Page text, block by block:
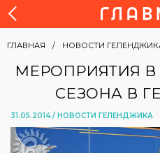
ГЛАВНАЯ НОВОСТИ
МЕРОПРИЯТИЯ
СЕЗОНА В
31.05.2014 / НОВОСТИ ГЕЛЕНДЖИКА